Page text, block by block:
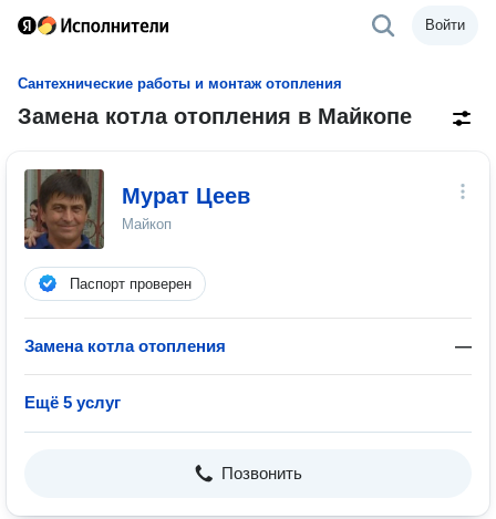
Войти
Сантехнические работы и монтаж отопления
Замена котла отопления в Майкопе
Мурат Цеев
Майкоп
Паспорт проверен
Замена котла отопления —
Ещё 5 услуг
Позвонить